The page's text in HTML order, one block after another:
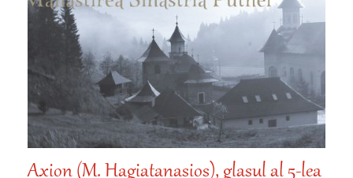
Axion (M. Hagiatanasios), glasul al 5-lea